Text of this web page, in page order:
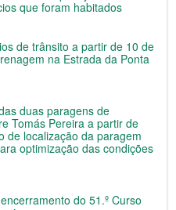
que foram habitados
de trânsito a partir de 10 de
na Estrada da Ponta
duas paragens de
Tomás Pereira a partir de
de localização da paragem
optimização das condições
do 51.º Curso